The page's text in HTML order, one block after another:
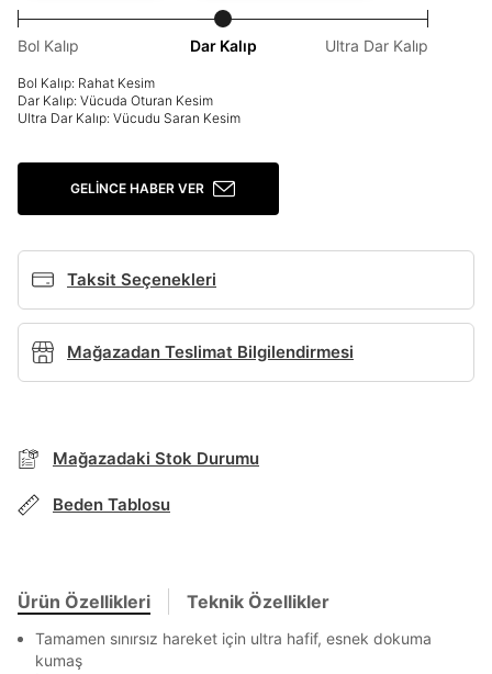
Bol Kalıp Dar Kalıp Ultra Dar Kalıp
Bol Kalıp: Rahat Kesim
Dar Kalıp: Vücuda Oturan Kesim
Ultra Dar Kalıp: Vücudu Saran Kesim
GELINCE HABER VER
Taksit Seçenekleri
Banka Kart Taksit
İşbankası
Mağazadan Teslimat Bilgilendirmesi
Mağazadaki Stok Durumu
Beden Tablosu
Ürün Özellikleri Teknik Özellikler
Tamamen sınırsız hareket için ultra hafif, esnek dokuma
kumaş
Mağazada Bul
Term Of Use
ipsum
Siparişinizin durumu hakkında bilgi alabilmek için
aşağıdaki bilgileri giriniz.
Şifre
göster
Beni Hatırla
Giriş Yap
Ad*
Soyad*
E-posta Adresi*
En az 8 karakter
Bir küçük harf karakter
sn
sn